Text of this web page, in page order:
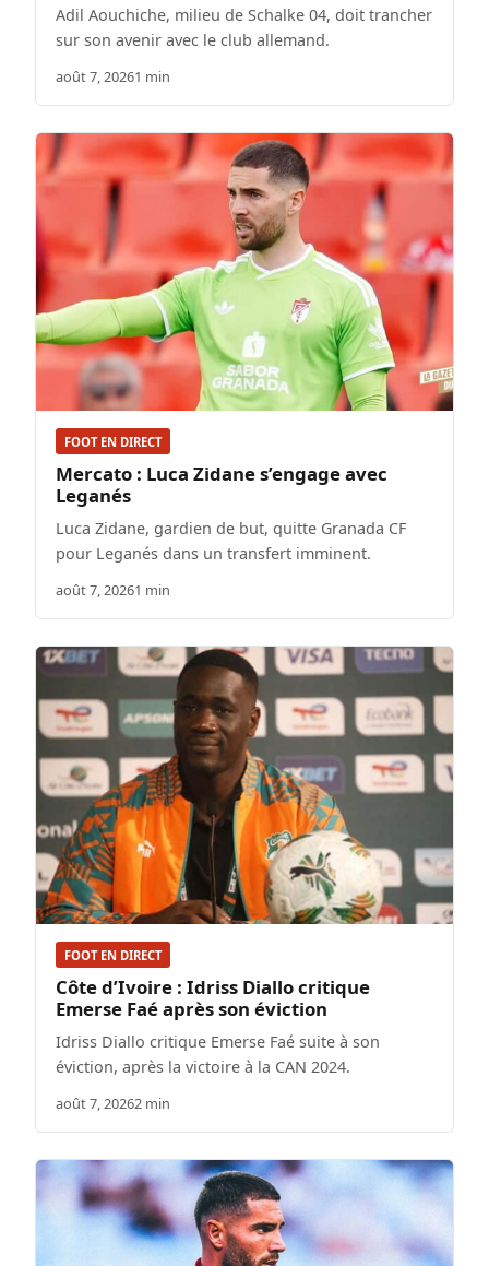
Adil Aouchiche, milieu de Schalke 04, doit trancher
sur son avenir avec le club allemand.
août 7, 20261 min
FOOT EN DIRECT
Mercato : Luca Zidane s’engage avec
Leganés
Luca Zidane, gardien de but, quitte Granada CF
pour Leganés dans un transfert imminent.
août 7, 20261 min
FOOT EN DIRECT
Côte d’Ivoire : Idriss Diallo critique
Emerse Faé après son éviction
Idriss Diallo critique Emerse Faé suite à son
éviction, après la victoire à la CAN 2024.
août 7, 20262 min